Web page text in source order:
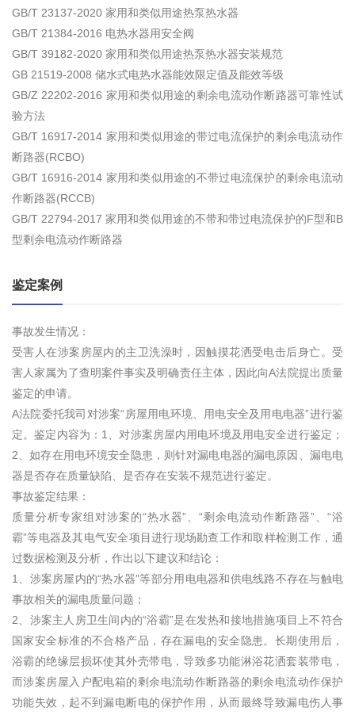
GB/T 23137-2020 家用和类似用途热泵热水器
GB/T 21384-2016 电热水器用安全阀
GB/T 39182-2020 家用和类似用途热泵热水器安装规范
GB 21519-2008 储水式电热水器能效限定值及能效等级
GB/Z 22202-2016 家用和类似用途的剩余电流动作断路器可靠性试
验方法
GB/T 16917-2014 家用和类似用途的带过电流保护的剩余电流动作
断路器(RCBO)
GB/T 16916-2014 家用和类似用途的不带过电流保护的剩余电流动
作断路器(RCCB)
GB/T 22794-2017 家用和类似用途的不带和带过电流保护的F型和B
型剩余电流动作断路器
鉴定案例
事故发生情况：
受害人在涉案房屋内的主卫洗澡时，因触摸花洒受电击后身亡。受
害人家属为了查明案件事实及明确责任主体，因此向A法院提出质量
鉴定的申请。
A法院委托我司对涉案“房屋用电环境、用电安全及用电电器”进行鉴
定。鉴定内容为：1、对涉案房屋内用电环境及用电安全进行鉴定；
2、如存在用电环境安全隐患，则针对漏电电器的漏电原因、漏电电
器是否存在质量缺陷、是否存在安装不规范进行鉴定。
事故鉴定结果：
质量分析专家组对涉案的“热水器”、“剩余电流动作断路器”、“浴
霸”等电器及其电气安全项目进行现场勘查工作和取样检测工作，通
过数据检测及分析，作出以下建议和结论：
1、涉案房屋内的“热水器”等部分用电电器和供电线路不存在与触电
事故相关的漏电质量问题；
2、涉案主人房卫生间内的“浴霸”是在发热和接地措施项目上不符合
国家安全标准的不合格产品，存在漏电的安全隐患。长期使用后，
浴霸的绝缘层损坏使其外壳带电，导致多功能淋浴花洒套装带电，
而涉案房屋入户配电箱的剩余电流动作断路器的剩余电流动作保护
功能失效，起不到漏电断电的保护作用，从而最终导致漏电伤人事